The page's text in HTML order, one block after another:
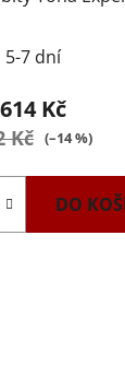
5-7 dní
614 Kč
Kč (–14 %)
DO